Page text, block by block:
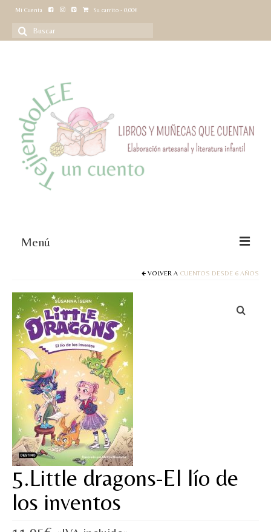
Mi Cuenta Su carrito - 0,00€
Buscar
por:
Menú
Juegos y puzles
Materiales de juego
Artesanía Waldorf
Hecho a mano
Tote bag
Papelería
TIENDA
¿QUIÉN SOY?
CREACIONES
VOLVER A CUENTOS DESDE 6 AÑOS
5.Little dragons-El lío de
los inventos